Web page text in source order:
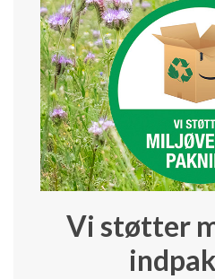
Vi støtter